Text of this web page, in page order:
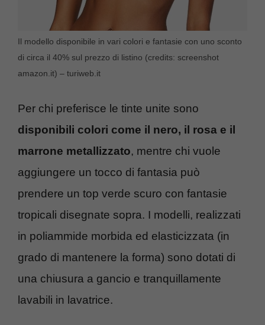
Il modello disponibile in vari colori e fantasie con uno sconto
di circa il 40% sul prezzo di listino (credits: screenshot
amazon.it) – turiweb.it
Per chi preferisce le tinte unite sono
disponibili colori come il nero, il rosa e il
marrone metallizzato, mentre chi vuole
aggiungere un tocco di fantasia può
prendere un top verde scuro con fantasie
tropicali disegnate sopra. I modelli, realizzati
in poliammide morbida ed elasticizzata (in
grado di mantenere la forma) sono dotati di
una chiusura a gancio e tranquillamente
lavabili in lavatrice.